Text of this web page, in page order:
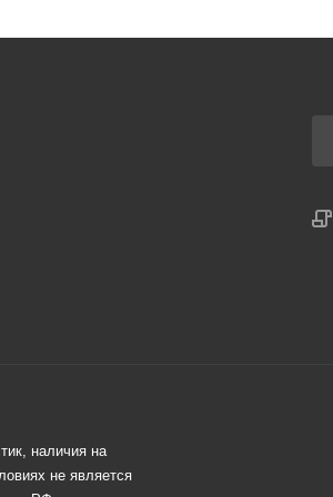
наличия на
не является